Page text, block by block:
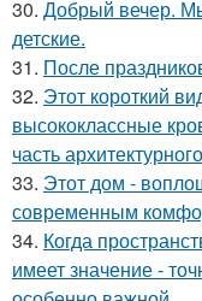
30. Добрый вечер.
детские.
31. После
32. Этот короткий
высококлассные
часть
33. Этот дом -
современным
34. Когда
имеет значение -